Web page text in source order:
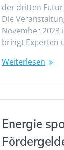
der dritten
Die
November 2023
bringt Experten
Weiterlesen
Energie